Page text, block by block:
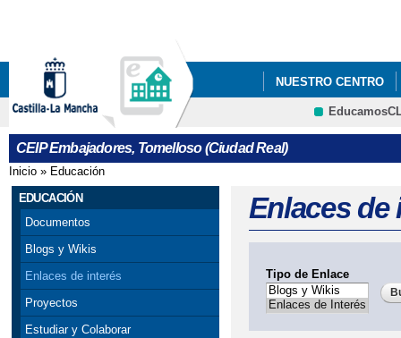
NUESTRO CENTRO
CEIP Embajadores, Tomelloso (Ciudad Real)
Se encuentra usted aquí
Inicio » Educación
EDUCACIÓN
Documentos
Blogs y Wikis
Enlaces de interés
Proyectos
Estudiar y Colaborar
Enlaces de
Tipo de Enlace